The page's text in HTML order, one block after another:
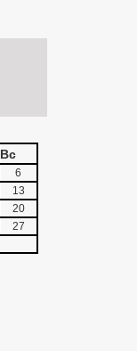
Вс
6
13
20
27